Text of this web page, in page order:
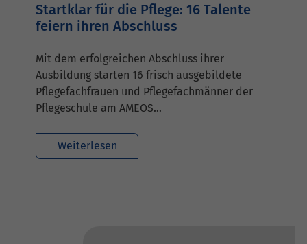
Startklar für die Pflege: 16 Talente
feiern ihren Abschluss
Mit dem erfolgreichen Abschluss ihrer
Ausbildung starten 16 frisch ausgebildete
Pflegefachfrauen und Pflegefachmänner der
Pflegeschule am AMEOS…
Weiterlesen